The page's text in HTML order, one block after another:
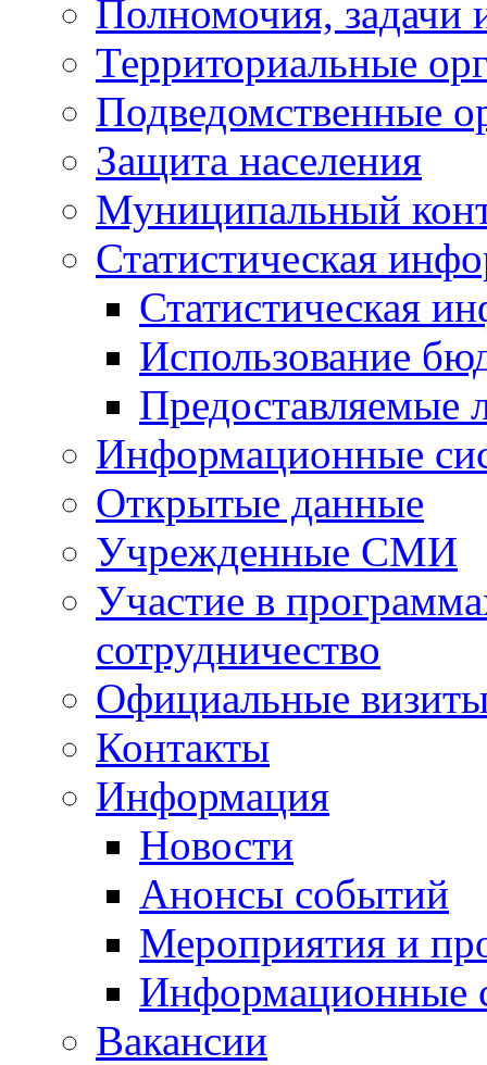
Полномочия, задачи
Территориальные
Подведомственные
Защита населения
Муниципальный
Статистическая
Статистическая
Использование
Предоставляемые
Информационные
Открытые данные
Учрежденные СМИ
Участие в
сотрудничество
Официальные
Контакты
Информация
Новости
Анонсы событий
Мероприятия и
Информационные
Вакансии